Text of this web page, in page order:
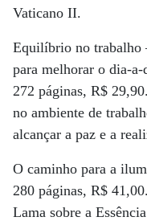
Vaticano II.
Equilíbrio no trabalho
para melhorar o dia-
272 páginas, R$
no ambiente de
alcançar a paz e a
O caminho para a
280 páginas, R$
Lama sobre a